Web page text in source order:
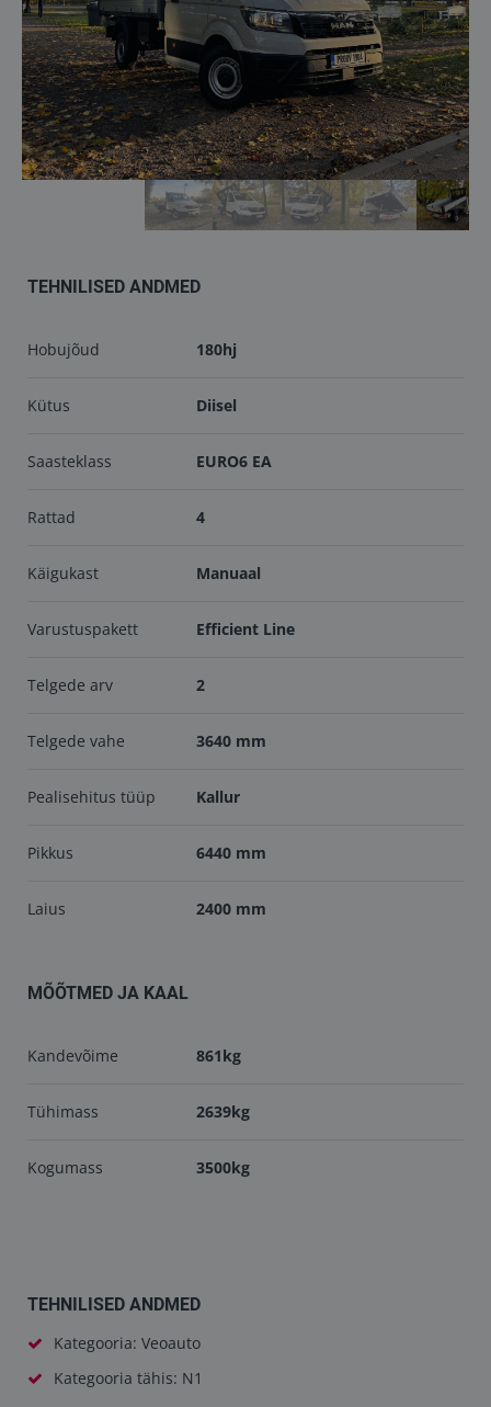
Töökojad
Kontakt
info@keilma.ee
+372 605 2000
ET
TEHNILISED ANDMED
Hobujõud 180hj
Kütus Diisel
Saasteklass EURO6 EA
Rattad 4
Käigukast Manuaal
Varustuspakett Efficient Line
Telgede arv 2
Telgede vahe 3640 mm
Pealisehitus tüüp Kallur
Pikkus 6440 mm
Laius 2400 mm
MÕÕTMED JA KAAL
Kandevõime 861kg
Tühimass 2639kg
Kogumass 3500kg
TEHNILISED ANDMED
Kategooria: Veoauto
Kategooria tähis: N1